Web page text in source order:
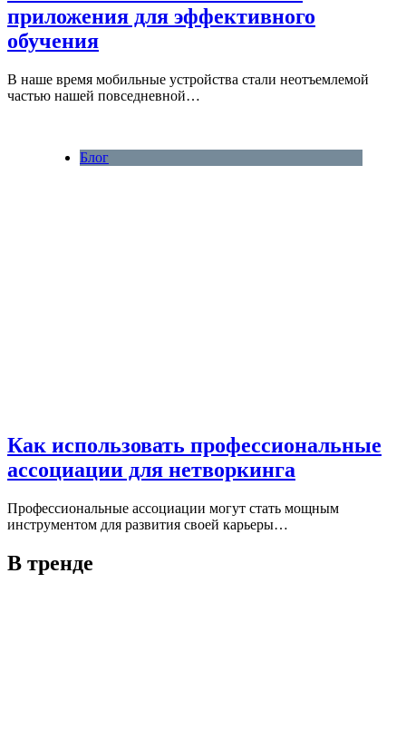
приложения для эффективного
обучения
В наше время мобильные устройства стали неотъемлемой
частью нашей повседневной…
Блог
Как использовать профессиональные
ассоциации для нетворкинга
Профессиональные ассоциации могут стать мощным
инструментом для развития своей карьеры…
В тренде